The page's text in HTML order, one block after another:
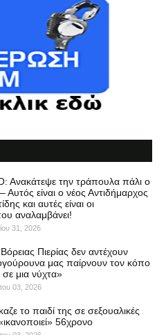
Ανακάτεψε την τράπουλα πάλι ο
Αυτός είναι ο νέος Αντιδήμαρχος
και αυτές είναι οι
αναλαμβάνει!
31, 2026
Πιερίας δεν αντέχουν
μας παίρνουν τον κόπο
μια νύχτα»
03, 2026
το παιδί της σε σεξουαλικές
56χρονο